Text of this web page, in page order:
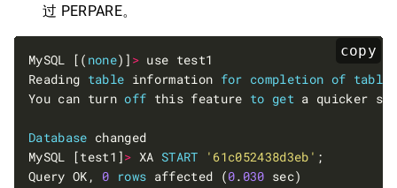
过 PERPARE。
copy
MySQL [( none)] >
Reading table information for completion of table
You can turn off this feature to get a quicker
Database
MySQL [test1]> XA START '61c052438d3eb'
Query OK, 0 rows affected (0. 030